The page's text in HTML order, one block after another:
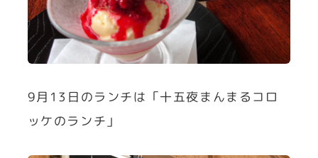
9月13日のランチは「十五夜まんまるコロ
ッケのランチ」